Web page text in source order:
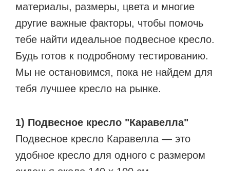
материалы, размеры, цвета и многие
другие важные факторы, чтобы помочь
тебе найти идеальное подвесное кресло.
Будь готов к подробному тестированию.
Мы не остановимся, пока не найдем для
тебя лучшее кресло на рынке.
1) Подвесное кресло "Каравелла"
Подвесное кресло Каравелла — это
удобное кресло для одного с размером